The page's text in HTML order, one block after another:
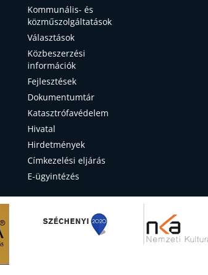
Kommunális- és
közműszolgáltatások
Választások
Közbeszerzési
információk
Fejlesztések
Dokumentumtár
Katasztrófavédelem
Hivatal
Hirdetmények
Címkezelési eljárás
E-ügyintézés